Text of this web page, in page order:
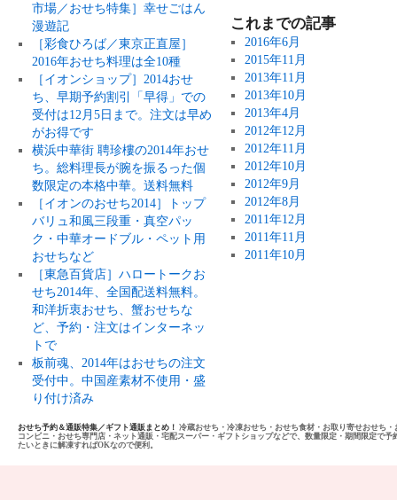
市場／おせち特集］幸せごはん
漫遊記
［彩食ひろば／東京正直屋］
2016年おせち料理は全10種
［イオンショップ］2014おせ
ち、早期予約割引「早得」での
受付は12月5日まで。注文は早め
がお得です
横浜中華街 聘珍樓の2014年おせ
ち。総料理長が腕を振るった個
数限定の本格中華。送料無料
［イオンのおせち2014］トップ
バリュ和風三段重・真空パッ
ク・中華オードブル・ペット用
おせちなど
［東急百貨店］ハロートークお
せち2014年、全国配送料無料。
和洋折衷おせち、蟹おせちな
ど、予約・注文はインターネッ
トで
板前魂、2014年はおせちの注文
受付中。中国産素材不使用・盛
り付け済み
これまでの記事
2016年6月
2015年11月
2013年11月
2013年10月
2013年4月
2012年12月
2012年11月
2012年10月
2012年9月
2012年8月
2011年12月
2011年11月
2011年10月
おせち予約＆通販特集／ギフト通販まとめ！ 冷蔵おせち・冷凍おせち・おせち食材・お取り寄せおせち
コンビニ・おせち専門店・ネット通販・宅配スーパー・ギフトショップなどで、数量限定・期間限定で
たいときに解凍すればOKなので便利。